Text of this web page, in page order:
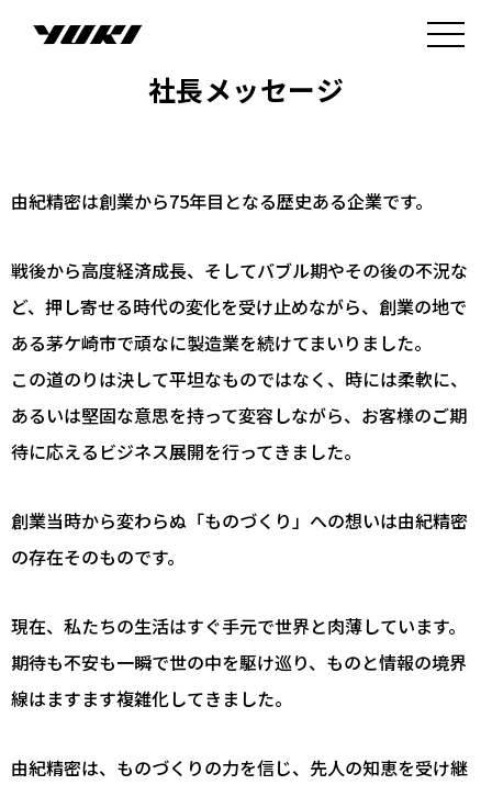
社長メッセージ
由紀精密は創業から75年目となる歴史ある企業です。
戦後から高度経済成長、そしてバブル期やその後の不況な
ど、押し寄せる時代の変化を受け止めながら、創業の地で
ある茅ケ崎市で頑なに製造業を続けてまいりました。
この道のりは決して平坦なものではなく、時には柔軟に、
あるいは堅固な意思を持って変容しながら、お客様のご期
待に応えるビジネス展開を行ってきました。
創業当時から変わらぬ「ものづくり」への想いは由紀精密
の存在そのものです。
現在、私たちの生活はすぐ手元で世界と肉薄しています。
期待も不安も一瞬で世の中を駆け巡り、ものと情報の境界
線はますます複雑化してきました。
由紀精密は、ものづくりの力を信じ、先人の知恵を受け継